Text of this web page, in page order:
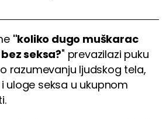
"koliko dugo muškarac
seksa?" prevazilazi puku
razumevanju ljudskog tela,
uloge seksa u ukupnom